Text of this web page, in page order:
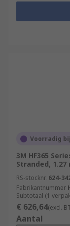
Voorradig
3M HF365
Stranded,
RS-stocknr. 624-
Fabrikantnummer
Subtotaal (1
€ 626,64(excl.
Aantal